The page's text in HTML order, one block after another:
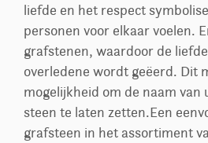
liefde en het respect
personen voor elkaar voelen.
grafstenen, waardoor de
overledene wordt geëerd. Dit
mogelijkheid om de naam van
steen te laten zetten.Een
grafsteen in het assortiment